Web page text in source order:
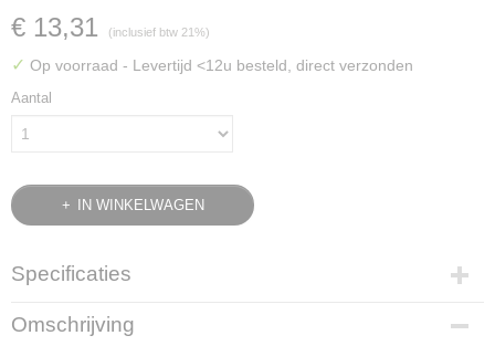
€ 13,31 (inclusief btw 21%)
✓ Op voorraad - Levertijd <12u besteld, direct verzonden
Aantal
IN WINKELWAGEN
Specificaties
Bruto gewicht
0,05 Kg
Omschrijving